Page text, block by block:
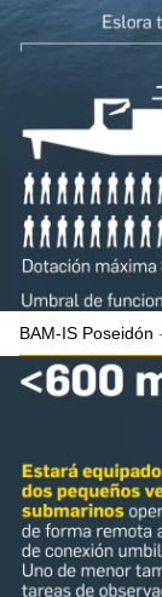
BAM-IS Poseidón